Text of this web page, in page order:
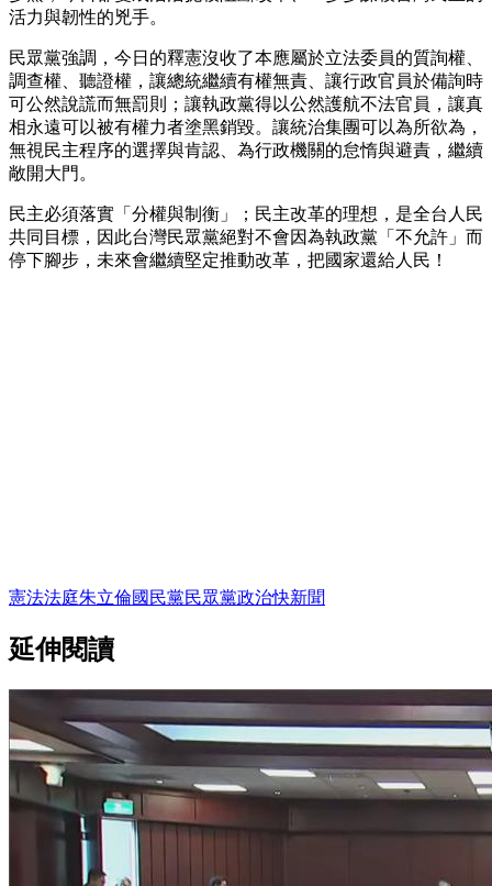
活力與韌性的兇手。
民眾黨強調，今日的釋憲沒收了本應屬於立法委員的質詢權、
調查權、聽證權，讓總統繼續有權無責、讓行政官員於備詢時
可公然說謊而無罰則；讓執政黨得以公然護航不法官員，讓真
相永遠可以被有權力者塗黑銷毀。讓統治集團可以為所欲為，
無視民主程序的選擇與肯認、為行政機關的怠惰與避責，繼續
敞開大門。
民主必須落實「分權與制衡」；民主改革的理想，是全台人民
共同目標，因此台灣民眾黨絕對不會因為執政黨「不允許」而
停下腳步，未來會繼續堅定推動改革，把國家還給人民！
憲法法庭朱立倫國民黨民眾黨政治快新聞
延伸閱讀